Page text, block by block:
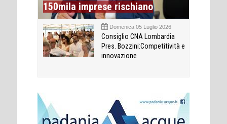
150mila imprese rischiano
Domenica 05 Luglio 2026
Consiglio CNA Lombardia
Pres. Bozzini:Competitività e
innovazione